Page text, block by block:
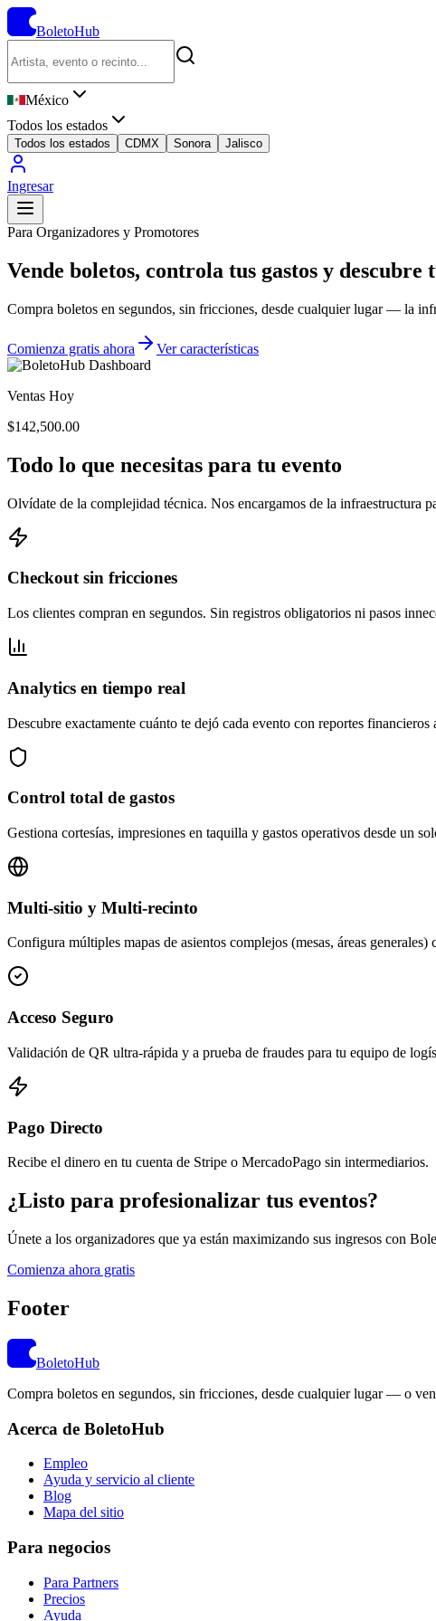
BoletoHub
México
Todos los estados
Todos los estados CDMX Sonora Jalisco
Ingresar
Para Organizadores y Promotores
Vende boletos, controla tus gastos y descubre
Compra boletos en segundos, sin fricciones, desde cualquier lugar — la
Comienza gratis ahora Ver características
Ventas Hoy
$142,500.00
Todo lo que necesitas para tu evento
Olvídate de la complejidad técnica. Nos encargamos de la infraestructura
Checkout sin fricciones
Los clientes compran en segundos. Sin registros obligatorios ni pasos
Analytics en tiempo real
Descubre exactamente cuánto te dejó cada evento con reportes financieros
Control total de gastos
Gestiona cortesías, impresiones en taquilla y gastos operativos desde un
Multi-sitio y Multi-recinto
Configura múltiples mapas de asientos complejos (mesas, áreas generales)
Acceso Seguro
Validación de QR ultra-rápida y a prueba de fraudes para tu equipo de
Pago Directo
Recibe el dinero en tu cuenta de Stripe o MercadoPago sin intermediarios.
¿Listo para profesionalizar tus eventos?
Únete a los organizadores que ya están maximizando sus ingresos con
Comienza ahora gratis
Footer
BoletoHub
Compra boletos en segundos, sin fricciones, desde cualquier lugar — o
Acerca de BoletoHub
Empleo
Ayuda y servicio al cliente
Blog
Mapa del sitio
Para negocios
Para Partners
Precios
Ayuda